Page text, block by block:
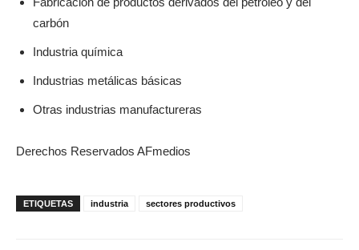
carbón
Industria química
Industrias metálicas básicas
Otras industrias manufactureras
Derechos Reservados AFmedios
ETIQUETAS industria sectores productivos